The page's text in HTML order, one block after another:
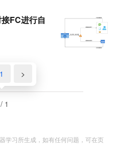
FC进行自
1 >
1
学习所生成，如有任何问题，可在页